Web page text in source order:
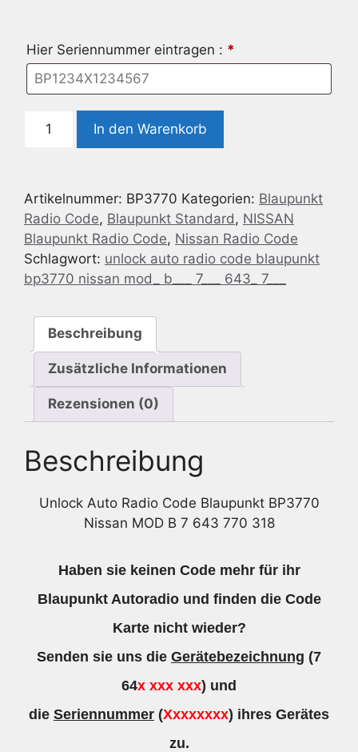
Hier Seriennummer eintragen : *
Code
Blaupunkt
BP3770
Nissan
MOD
B
643
In den Warenkorb
Artikelnummer: BP3770 Kategorien: Blaupunkt
Radio Code, Blaupunkt Standard , NISSAN
Blaupunkt Radio Code, Nissan Radio Code
Schlagwort: unlock auto radio code blaupunkt
bp3770 nissan mod_ b___ 7___ 643_ 7___
Beschreibung
Zusätzliche Informationen
Rezensionen (0)
Beschreibung
Unlock Auto Radio Code Blaupunkt BP3770
Nissan MOD B 7 643 770 318
Haben sie keinen Code mehr für ihr
Blaupunkt Autoradio und finden die Code
Karte nicht wieder?
Senden sie uns die Gerätebezeichnung (7
64x xxx xxx) und
die Seriennummer (Xxxxxxxx) ihres Gerätes
zu.